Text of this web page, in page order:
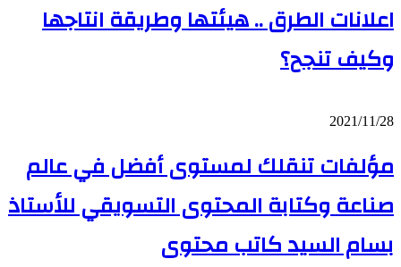
التسويقي
هيئتها
انتاجها
وكيف
اعلانات الطرق .. هيئتها وطريقة انتاجها
وكيف تنجح؟
مؤلفات
لمستوى
أفضل
عالم
وكتابة
المحتوى
2021/11/28
مؤلفات تنقلك لمستوى أفضل في عالم
صناعة وكتابة المحتوى التسويقي للأستاذ
بسام السيد كاتب محتوى